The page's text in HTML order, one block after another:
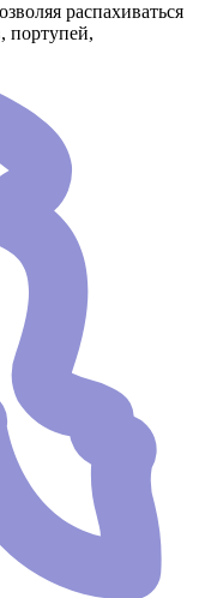
распахиваться
портупей,